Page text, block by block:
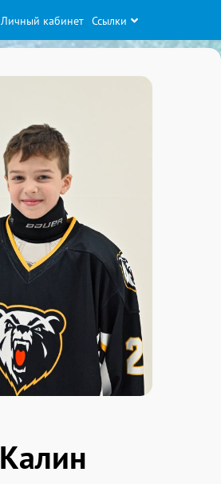
Личный кабинет Ссылки
Калин